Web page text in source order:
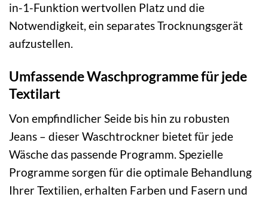
in-1-Funktion wertvollen Platz und die
Notwendigkeit, ein separates Trocknungsgerät
aufzustellen.
Umfassende Waschprogramme für jede
Textilart
Von empfindlicher Seide bis hin zu robusten
Jeans – dieser Waschtrockner bietet für jede
Wäsche das passende Programm. Spezielle
Programme sorgen für die optimale Behandlung
Ihrer Textilien, erhalten Farben und Fasern und